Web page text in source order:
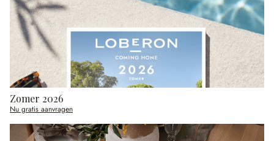
Zomer 2026
Nu gratis aanvragen